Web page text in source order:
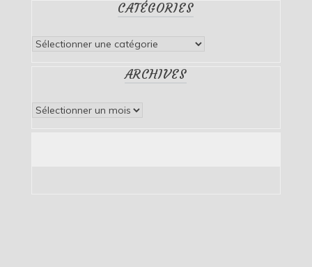
CATÉGORIES
Catégories
ARCHIVES
Archives